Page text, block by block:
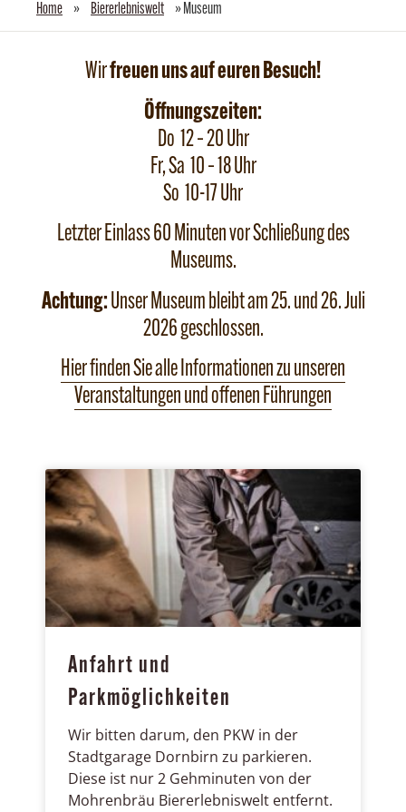
Home » Biererlebniswelt »Museum
Wirfreuen uns auf euren Besuch!
Öffnungszeiten:
Do 12 – 20 Uhr
Fr, Sa 10 – 18 Uhr
So 10-17 Uhr
Letzter Einlass 60 Minuten vor Schließung des
Museums.
Achtung:Unser Museum bleibt am 25. und 26. Juli
2026 geschlossen.
Hier finden Sie alle Informationen zu unseren
Veranstaltungen und offenen Führungen
Anfahrt und
Parkmöglichkeiten
Wir bitten darum, den PKW in der
Stadtgarage Dornbirn zu parkieren.
Diese ist nur 2 Gehminuten von der
Mohrenbräu Biererlebniswelt entfernt.